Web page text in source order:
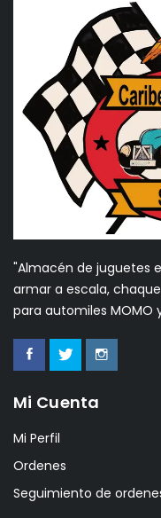
"Almacén de juguetes
armar a escala,
para automiles MOMO
Mi Cuenta
Mi Perfil
Ordenes
Seguimiento de